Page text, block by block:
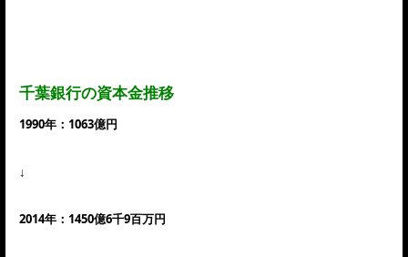
千葉銀行の資本金推移
1990年：1063億円
↓
2014年：1450億6千9百万円